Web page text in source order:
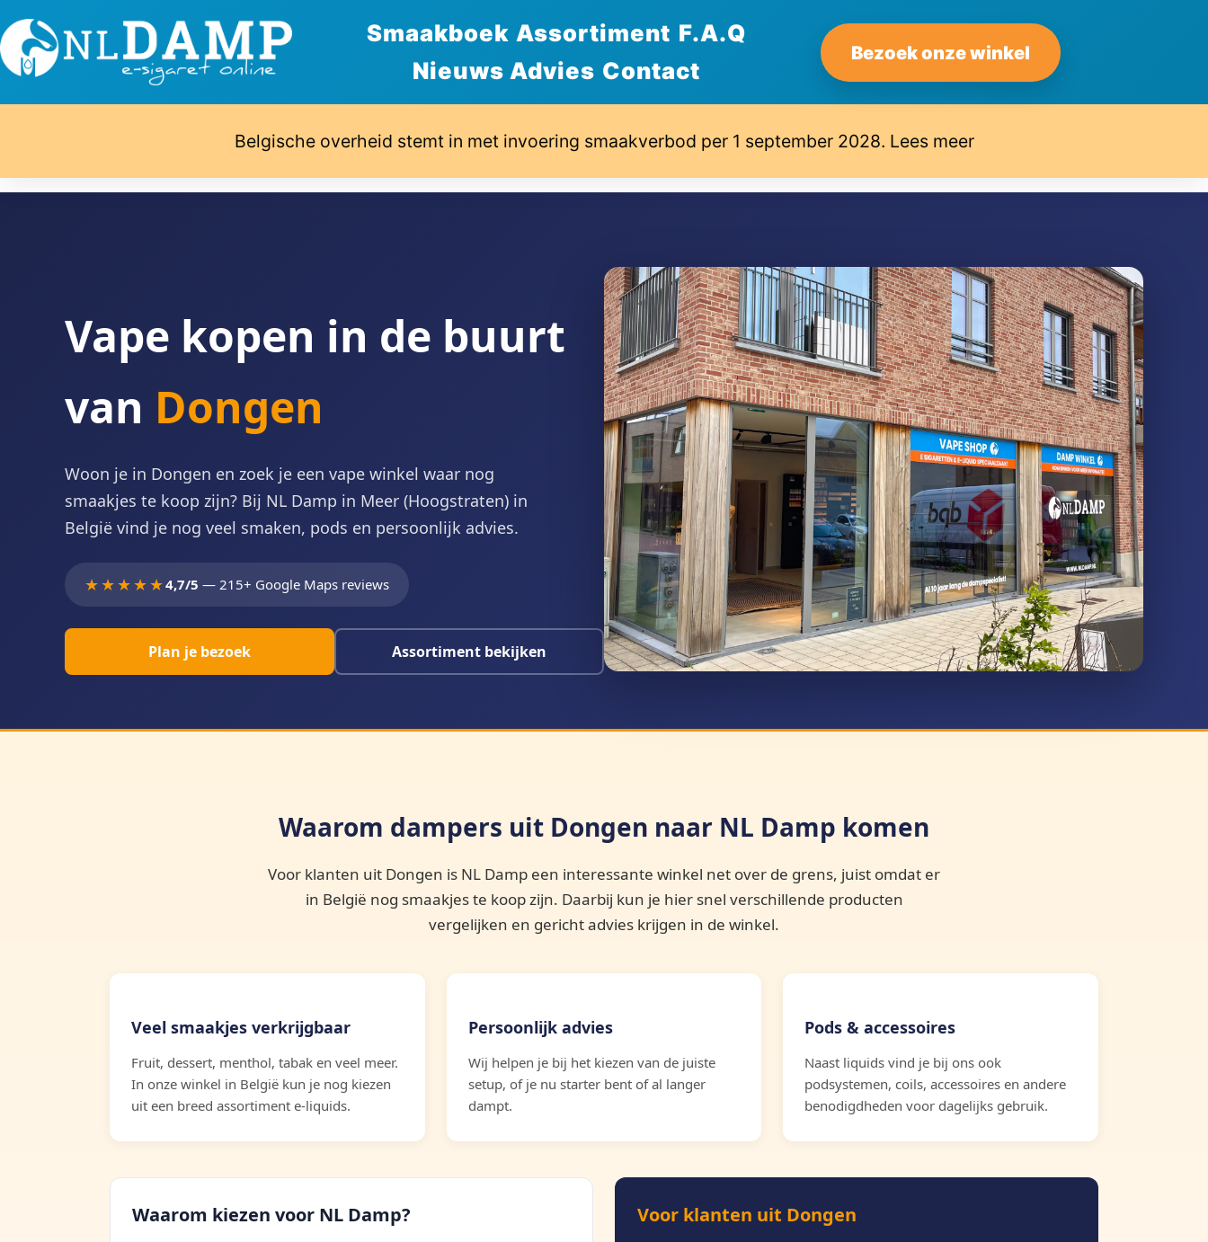
Smaakboek Assortiment F.A.Q
Nieuws Advies Contact
Bezoek onze winkel
Belgische overheid stemt in met invoering smaakverbod per 1 september 2028. Lees meer
Vape kopen in de buurt
van Dongen
Woon je in Dongen en zoek je een vape winkel waar nog
smaakjes te koop zijn? Bij NL Damp in Meer (Hoogstraten) in
België vind je nog veel smaken, pods en persoonlijk advies.
★★★★★4,7/5 — 215+ Google Maps reviews
Plan je bezoek Assortiment bekijken
Waarom dampers uit Dongen naar NL Damp komen
Voor klanten uit Dongen is NL Damp een interessante winkel net over de grens, juist omdat er
in België nog smaakjes te koop zijn. Daarbij kun je hier snel verschillende producten
vergelijken en gericht advies krijgen in de winkel.
Veel smaakjes verkrijgbaar
Fruit, dessert, menthol, tabak en veel meer.
In onze winkel in België kun je nog kiezen
uit een breed assortiment e-liquids.
Persoonlijk advies
Wij helpen je bij het kiezen van de juiste
setup, of je nu starter bent of al langer
dampt.
Pods & accessoires
Naast liquids vind je bij ons ook
podsystemen, coils, accessoires en andere
benodigdheden voor dagelijks gebruik.
Waarom kiezen voor NL Damp? Voor klanten uit Dongen